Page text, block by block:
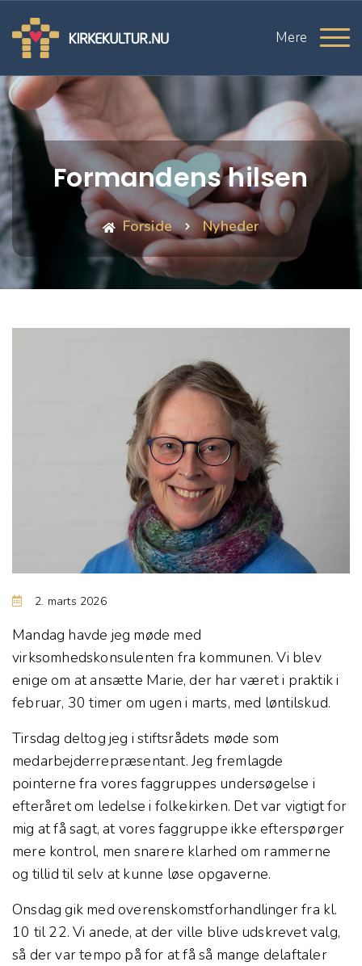
Mere
Formandens hilsen
Forside Nyheder
2. marts 2026
Mandag havde jeg møde med
virksomhedskonsulenten fra kommunen. Vi blev
enige om at ansætte Marie, der har været i praktik i
februar, 30 timer om ugen i marts, med løntilskud.
Tirsdag deltog jeg i stiftsrådets møde som
medarbejderrepræsentant. Jeg fremlagde
pointerne fra vores faggruppes undersøgelse i
efteråret om ledelse i folkekirken. Det var vigtigt for
mig at få sagt, at vores faggruppe ikke efterspørger
mere kontrol, men snarere klarhed om rammerne
og tillid til selv at kunne løse opgaverne.
Onsdag gik med overenskomstforhandlinger fra kl.
10 til 22. Vi anede, at der ville blive udskrevet valg,
så der var tempo på for at få så mange delaftaler